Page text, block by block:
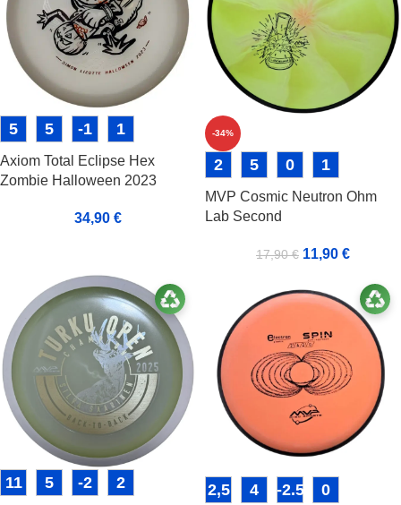
5 5 -1 1
Axiom Total Eclipse Hex
Zombie Halloween 2023
34,90 €
-34%
2 5 0 1
MVP Cosmic Neutron Ohm
Lab Second
17,90€ 11,90 €
11 5 -2 2 2,5 4 -2.5 0